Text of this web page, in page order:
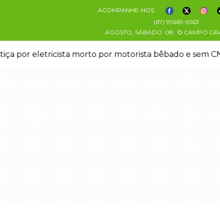
ACOMPANHE-NOS
(67) 99669-9563
AGOSTO, SÁBADO 08 CAMPO
por eletricista morto por motorista bêbado e sem